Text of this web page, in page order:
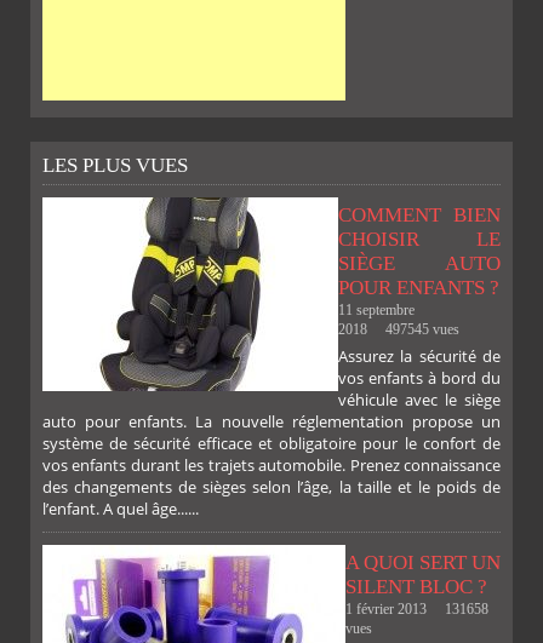
LES PLUS VUES
COMMENT BIEN
CHOISIR LE
SIÈGE AUTO
POUR ENFANTS ?
11 septembre
2018
497545 vues
Assurez la sécurité de
vos enfants à bord du
véhicule avec le siège
auto pour enfants. La nouvelle réglementation propose un
système de sécurité efficace et obligatoire pour le confort de
vos enfants durant les trajets automobile. Prenez connaissance
des changements de sièges selon l’âge, la taille et le poids de
l’enfant. A quel âge......
A QUOI SERT UN
SILENT BLOC ?
1 février 2013
131658
vues